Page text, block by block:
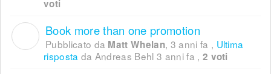
voti
Book more than one promotion
Pubblicato da Matt Whelan, 3 anni fa , Ultima
risposta da Andreas Behl3 anni fa , 2 voti